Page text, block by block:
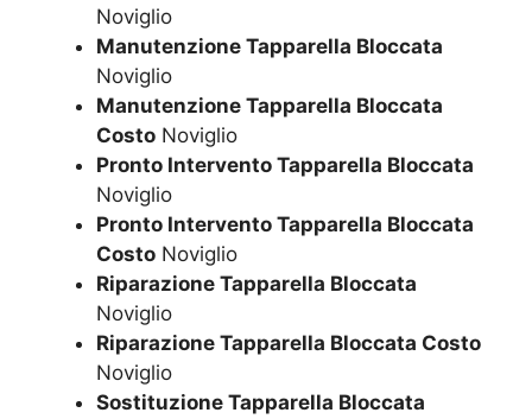
Noviglio
Manutenzione Tapparella Bloccata
Noviglio
Manutenzione Tapparella Bloccata
Costo Noviglio
Pronto Intervento Tapparella Bloccata
Noviglio
Pronto Intervento Tapparella Bloccata
Costo Noviglio
Riparazione Tapparella Bloccata
Noviglio
Riparazione Tapparella Bloccata Costo
Noviglio
Sostituzione Tapparella Bloccata